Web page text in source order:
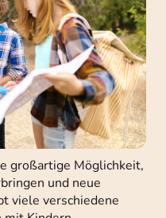
großartige Möglichkeit,
und neue
viele verschiedene